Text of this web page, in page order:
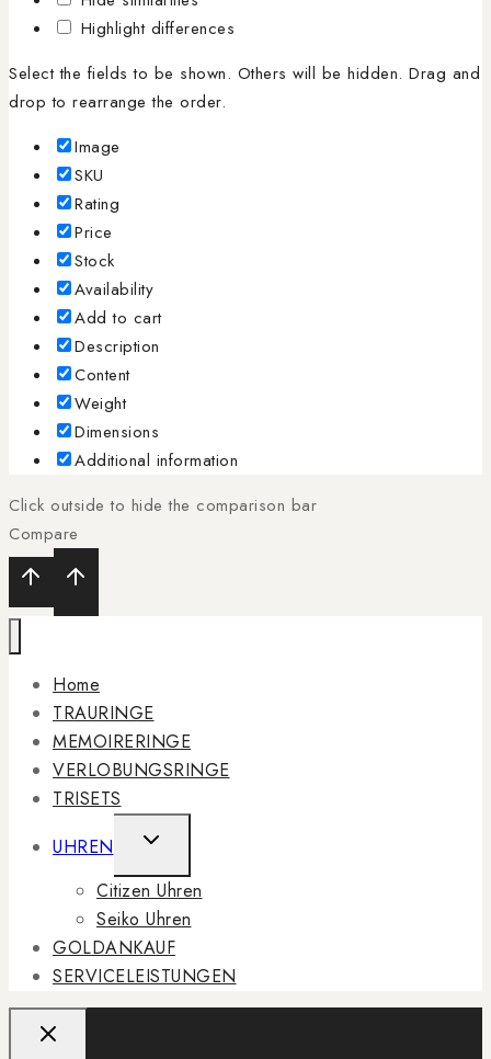
Highlight differences
Select the fields to be shown. Others will be hidden. Drag and
drop to rearrange the order.
Image
SKU
Rating
Price
Stock
Availability
Add to cart
Description
Content
Weight
Dimensions
Additional information
Click outside to hide the comparison bar
Compare
Home
TRAURINGE
MEMOIRERINGE
VERLOBUNGSRINGE
TRISETS
UHREN
Citizen Uhren
Seiko Uhren
GOLDANKAUF
SERVICELEISTUNGEN